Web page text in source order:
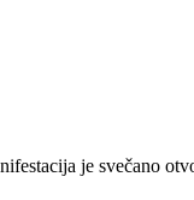
je svečano